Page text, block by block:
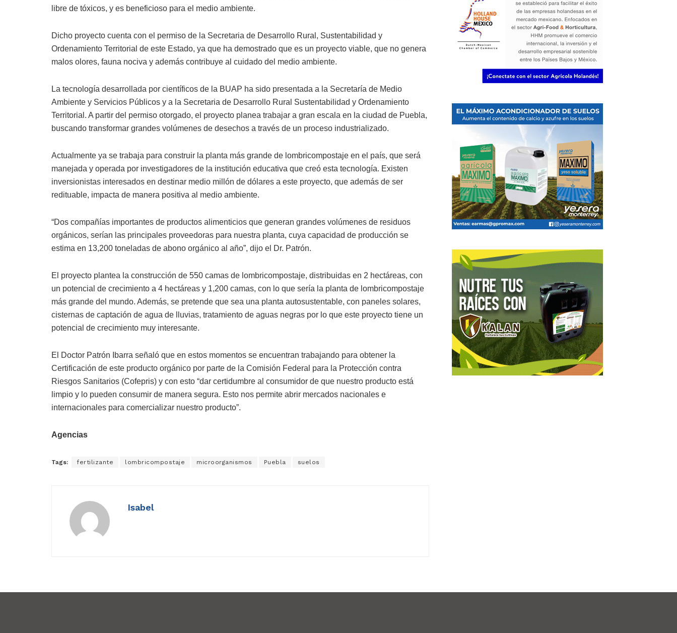
libre de tóxicos, y es beneficioso para el medio ambiente.
Dicho proyecto cuenta con el permiso de la Secretaria de Desarrollo Rural, Sustentabilidad y
Ordenamiento Territorial de este Estado, ya que ha demostrado que es un proyecto viable, que no genera
malos olores, fauna nociva y además contribuye al cuidado del medio ambiente.
La tecnología desarrollada por científicos de la BUAP ha sido presentada a la Secretaría de Medio
Ambiente y Servicios Públicos y a la Secretaria de Desarrollo Rural Sustentabilidad y Ordenamiento
Territorial. A partir del permiso otorgado, el proyecto planea trabajar a gran escala en la ciudad de Puebla,
buscando transformar grandes volúmenes de desechos a través de un proceso industrializado.
Actualmente ya se trabaja para construir la planta más grande de lombricompostaje en el país, que será
manejada y operada por investigadores de la institución educativa que creó esta tecnología. Existen
inversionistas interesados en destinar medio millón de dólares a este proyecto, que además de ser
redituable, impacta de manera positiva al medio ambiente.
“Dos compañías importantes de productos alimenticios que generan grandes volúmenes de residuos
orgánicos, serían las principales proveedoras para nuestra planta, cuya capacidad de producción se
estima en 13,200 toneladas de abono orgánico al año”, dijo el Dr. Patrón.
El proyecto plantea la construcción de 550 camas de lombricompostaje, distribuidas en 2 hectáreas, con
un potencial de crecimiento a 4 hectáreas y 1,200 camas, con lo que sería la planta de lombricompostaje
más grande del mundo. Además, se pretende que sea una planta autosustentable, con paneles solares,
cisternas de captación de agua de lluvias, tratamiento de aguas negras por lo que este proyecto tiene un
potencial de crecimiento muy interesante.
El Doctor Patrón Ibarra señaló que en estos momentos se encuentran trabajando para obtener la
Certificación de este producto orgánico por parte de la Comisión Federal para la Protección contra
Riesgos Sanitarios (Cofepris) y con esto “dar certidumbre al consumidor de que nuestro producto está
limpio y lo pueden consumir de manera segura. Esto nos permite abrir mercados nacionales e
internacionales para comercializar nuestro producto”.
Agencias
Tags: fertilizante lombricompostaje microorganismos Puebla suelos
Isabel